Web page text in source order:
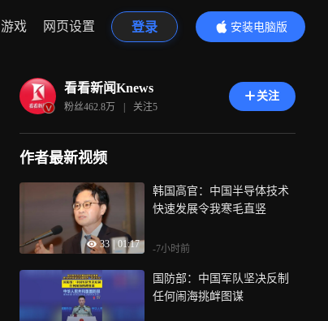
游戏 网页设置 登录
安装电脑版
内容更精彩
看看新闻Knews
粉丝462.8万 | 关注5
关注
作者最新视频
33 01:17
韩国高官：中国半导体技术
快速发展令我寒毛直竖
-7小时前
国防部：中国军队坚决反制
任何闹海挑衅图谋